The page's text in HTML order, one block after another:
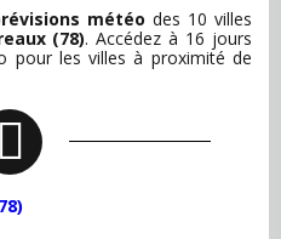
météo des 10 villes
(78). Accédez à 16 jours
pour les villes à proximité de